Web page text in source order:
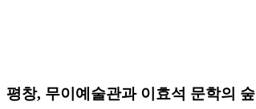
평창, 무이예술관과 이효석 문학의 숲